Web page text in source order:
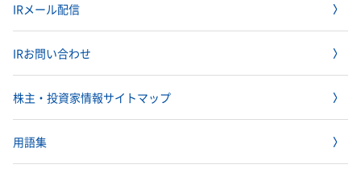
IRメール配信
IRお問い合わせ
株主・投資家情報サイトマップ
用語集